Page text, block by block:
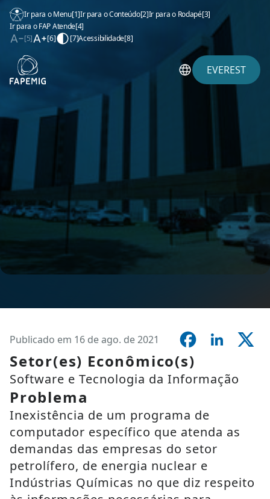
Ir para o Menu[1]Ir para o Conteúdo[2]Ir para o Rodapé[3]
Ir para o FAP Atende[4]
[5]
[6] [7]Acessibilidade[8]
EVEREST
Publicado em 16 de ago. de 2021
Setor(es) Econômico(s)
Software e Tecnologia da Informação
Problema
Inexistência de um programa de
computador específico que atenda as
demandas das empresas do setor
petrolífero, de energia nuclear e
Indústrias Químicas no que diz respeito